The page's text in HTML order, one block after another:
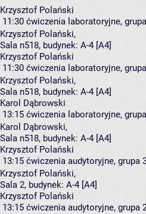
Krzysztof Polański
11:30 ćwiczenia laboratoryjne,
Krzysztof Polański,
Sala n518, budynek: A-4 [A4]
Krzysztof Polański
11:30 ćwiczenia laboratoryjne,
Krzysztof Polański,
Sala n518, budynek: A-4 [A4]
Karol Dąbrowski
13:15 ćwiczenia laboratoryjne,
Karol Dąbrowski,
Sala n518, budynek: A-4 [A4]
Krzysztof Polański
13:15 ćwiczenia audytoryjne, grupa
Krzysztof Polański,
Sala 2, budynek: A-4 [A4]
Krzysztof Polański
13:15 ćwiczenia audytoryjne, grupa